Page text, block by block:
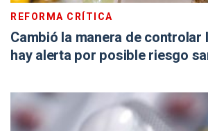
REFORMA CRÍTICA
Cambió la manera de controlar
hay alerta por posible riesgo